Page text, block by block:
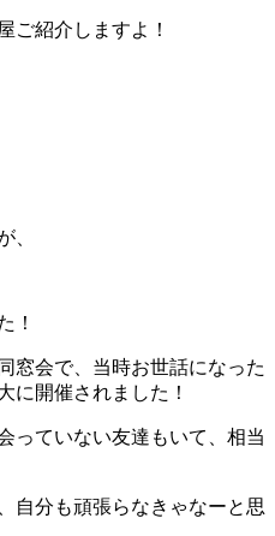
ご紹介しますよ！
、
！
窓会で、当時お世話になった
に開催されました！
っていない友達もいて、相当
自分も頑張らなきゃなーと思